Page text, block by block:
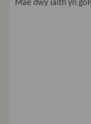
Mae dwy iaith yn